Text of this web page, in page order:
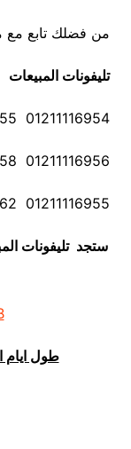
من فضلك تابع مع
تليفونات المبيعات
01211116954 01211116955
01211116956 01211116958
01211116955 01211116962
ستجد تليفونات
طول ايام